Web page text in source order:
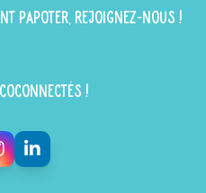
papoter, rejoignez-nous !
!